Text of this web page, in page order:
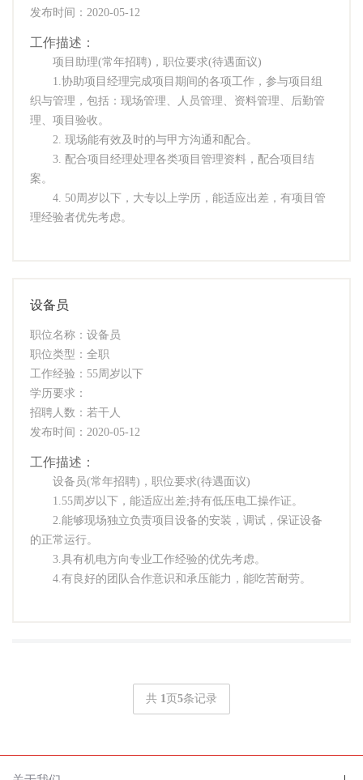
发布时间：2020-05-12
工作描述：
项目助理(常年招聘)，职位要求(待遇面议)
1.协助项目经理完成项目期间的各项工作，参与项目组
织与管理，包括：现场管理、人员管理、资料管理、后勤管
理、项目验收。
2. 现场能有效及时的与甲方沟通和配合。
3. 配合项目经理处理各类项目管理资料，配合项目结
案。
4. 50周岁以下，大专以上学历，能适应出差，有项目管
理经验者优先考虑。
设备员
职位名称：设备员
职位类型：全职
工作经验：55周岁以下
学历要求：
招聘人数：若干人
发布时间：2020-05-12
工作描述：
设备员(常年招聘)，职位要求(待遇面议)
1.55周岁以下，能适应出差;持有低压电工操作证。
2.能够现场独立负责项目设备的安装，调试，保证设备
的正常运行。
3.具有机电方向专业工作经验的优先考虑。
4.有良好的团队合作意识和承压能力，能吃苦耐劳。
共 1 页 5条记录